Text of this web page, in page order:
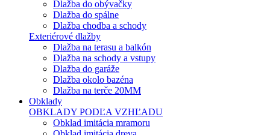
Dlažba do obývačky
Dlažba do spálne
Dlažba chodba a schody
Exteriérové dlažby
Dlažba na terasu a balkón
Dlažba na schody a vstupy
Dlažba do garáže
Dlažba okolo bazéna
Dlažba na terče 20MM
Obklady
OBKLADY PODĽA VZHĽADU
Obklad imitácia mramoru